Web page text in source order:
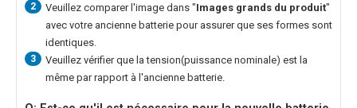
2 Veuillez comparer l'image dans "Images grands du produit"
avec votre ancienne batterie pour assurer que ses formes sont
identiques.
3
Veuillez vérifier que la tension(puissance nominale) est la
même par rapport à l'ancienne batterie.